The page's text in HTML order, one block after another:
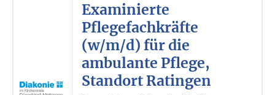
Examinierte
Pflegefachkräfte
(w/m/d) für die
ambulante Pflege,
Standort Ratingen